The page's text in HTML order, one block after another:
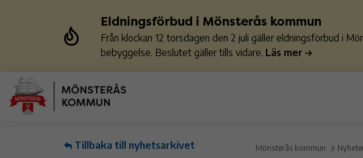
Eldningsförbud i Mönsterås kommun
Från klockan 12 torsdagen den 2 juli gäller eldningsförbud i
bebyggelse. Beslutet gäller tills vidare. Läs mer
Tillbaka till nyhetsarkivet Mönsterås kommun